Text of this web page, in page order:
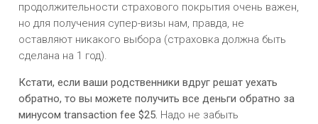
продолжительности страхового покрытия очень важен,
но для получения супер-визы нам, правда, не
оставляют никакого выбора (страховка должна быть
сделана на 1 год).
Кстати, если ваши родственники вдруг решат уехать
обратно, то вы можете получить все деньги обратно за
минусом transaction fee $25. Надо не забыть